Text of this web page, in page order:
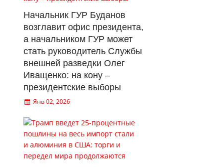
Начальник ГУР Буданов
возглавит офис президента,
а начальником ГУР может
стать руководитель Службы
внешней разведки Олег
Иващенко: на кону –
президентские выборы
Янв 02, 2026